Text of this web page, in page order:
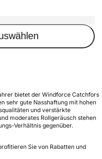
bietet der Windforce Catchfors
sehr gute Nasshaftung mit hohen
und verstärkte
moderates Rollgeräusch stehen
Verhältnis gegenüber.
Sie von Rabatten und